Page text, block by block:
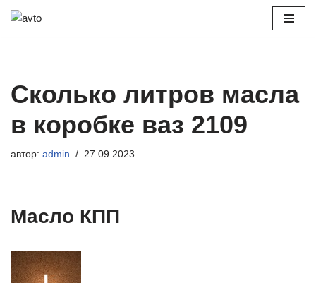
Сколько литров масла
в коробке ваз 2109
автор: admin 27.09.2023
Масло КПП